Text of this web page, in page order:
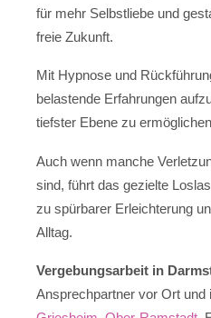
für mehr Selbstliebe und
freie Zukunft.
Mit Hypnose und
belastende Erfahrungen
tiefster Ebene zu
Auch wenn manche
sind, führt das gezielte
zu spürbarer Erleichterung
Alltag.
Vergebungsarbeit in
Ansprechpartner vor Ort und